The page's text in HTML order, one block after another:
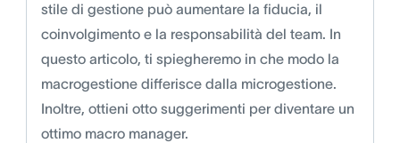
stile di gestione può aumentare la fiducia, il
coinvolgimento e la responsabilità del team. In
questo articolo, ti spiegheremo in che modo la
macrogestione differisce dalla microgestione.
Inoltre, ottieni otto suggerimenti per diventare un
ottimo macro manager.